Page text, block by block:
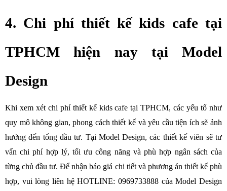
4. Chi phí thiết kế kids cafe tại
TPHCM hiện nay tại Model
Design
Khi xem xét chi phí thiết kế kids cafe tại TPHCM, các yếu tố như
quy mô không gian, phong cách thiết kế và yêu cầu tiện ích sẽ ảnh
hưởng đến tổng đầu tư. Tại Model Design, các thiết kế viên sẽ tư
vấn chi phí hợp lý, tối ưu công năng và phù hợp ngân sách của
từng chủ đầu tư. Để nhận báo giá chi tiết và phương án thiết kế phù
hợp, vui lòng liên hệ HOTLINE: 0969733888 của Model Design